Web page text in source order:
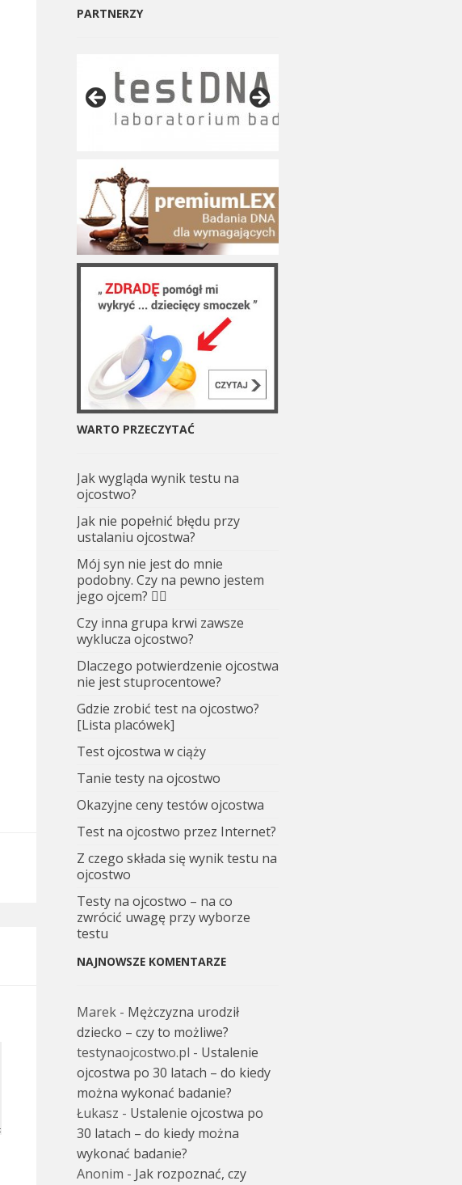
PARTNERZY
WARTO PRZECZYTAĆ
Jak wygląda wynik testu na
ojcostwo?
Jak nie popełnić błędu przy
ustalaniu ojcostwa?
Mój syn nie jest do mnie
podobny. Czy na pewno jestem
jego ojcem? 🤷‍♂️
Czy inna grupa krwi zawsze
wyklucza ojcostwo?
Dlaczego potwierdzenie ojcostwa
nie jest stuprocentowe?
Gdzie zrobić test na ojcostwo?
[Lista placówek]
Test ojcostwa w ciąży
Tanie testy na ojcostwo
Okazyjne ceny testów ojcostwa
Test na ojcostwo przez Internet?
Z czego składa się wynik testu na
ojcostwo
Testy na ojcostwo – na co
zwrócić uwagę przy wyborze
testu
NAJNOWSZE KOMENTARZE
Marek - Mężczyzna urodził
dziecko – czy to możliwe?
testynaojcostwo.pl - Ustalenie
ojcostwa po 30 latach – do kiedy
można wykonać badanie?
Łukasz - Ustalenie ojcostwa po
30 latach – do kiedy można
wykonać badanie?
Anonim - Jak rozpoznać, czy